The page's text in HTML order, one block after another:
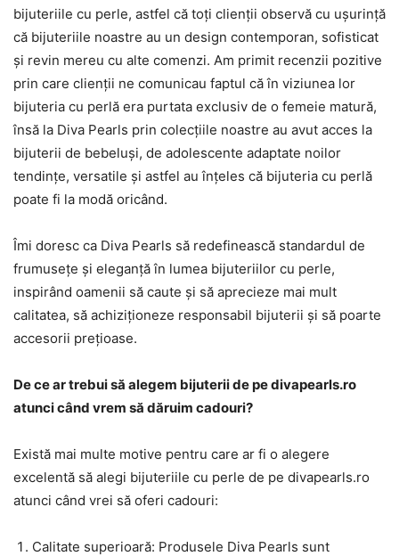
bijuteriile cu perle, astfel că toți clienții observă cu ușurință
că bijuteriile noastre au un design contemporan, sofisticat
și revin mereu cu alte comenzi. Am primit recenzii pozitive
prin care clienții ne comunicau faptul că în viziunea lor
bijuteria cu perlă era purtata exclusiv de o femeie matură,
însă la Diva Pearls prin colecțiile noastre au avut acces la
bijuterii de bebeluși, de adolescente adaptate noilor
tendințe, versatile și astfel au înțeles că bijuteria cu perlă
poate fi la modă oricând.
Îmi doresc ca Diva Pearls să redefinească standardul de
frumusețe și eleganță în lumea bijuteriilor cu perle,
inspirând oamenii să caute și să aprecieze mai mult
calitatea, să achiziționeze responsabil bijuterii și să poarte
accesorii prețioase.
De ce ar trebui să alegem bijuterii de pe divapearls.ro
atunci când vrem să dăruim cadouri?
Există mai multe motive pentru care ar fi o alegere
excelentă să alegi bijuteriile cu perle de pe divapearls.ro
atunci când vrei să oferi cadouri:
Calitate superioară: Produsele Diva Pearls sunt